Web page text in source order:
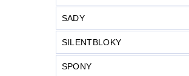
SADY
SILENTBLOKY
SPONY